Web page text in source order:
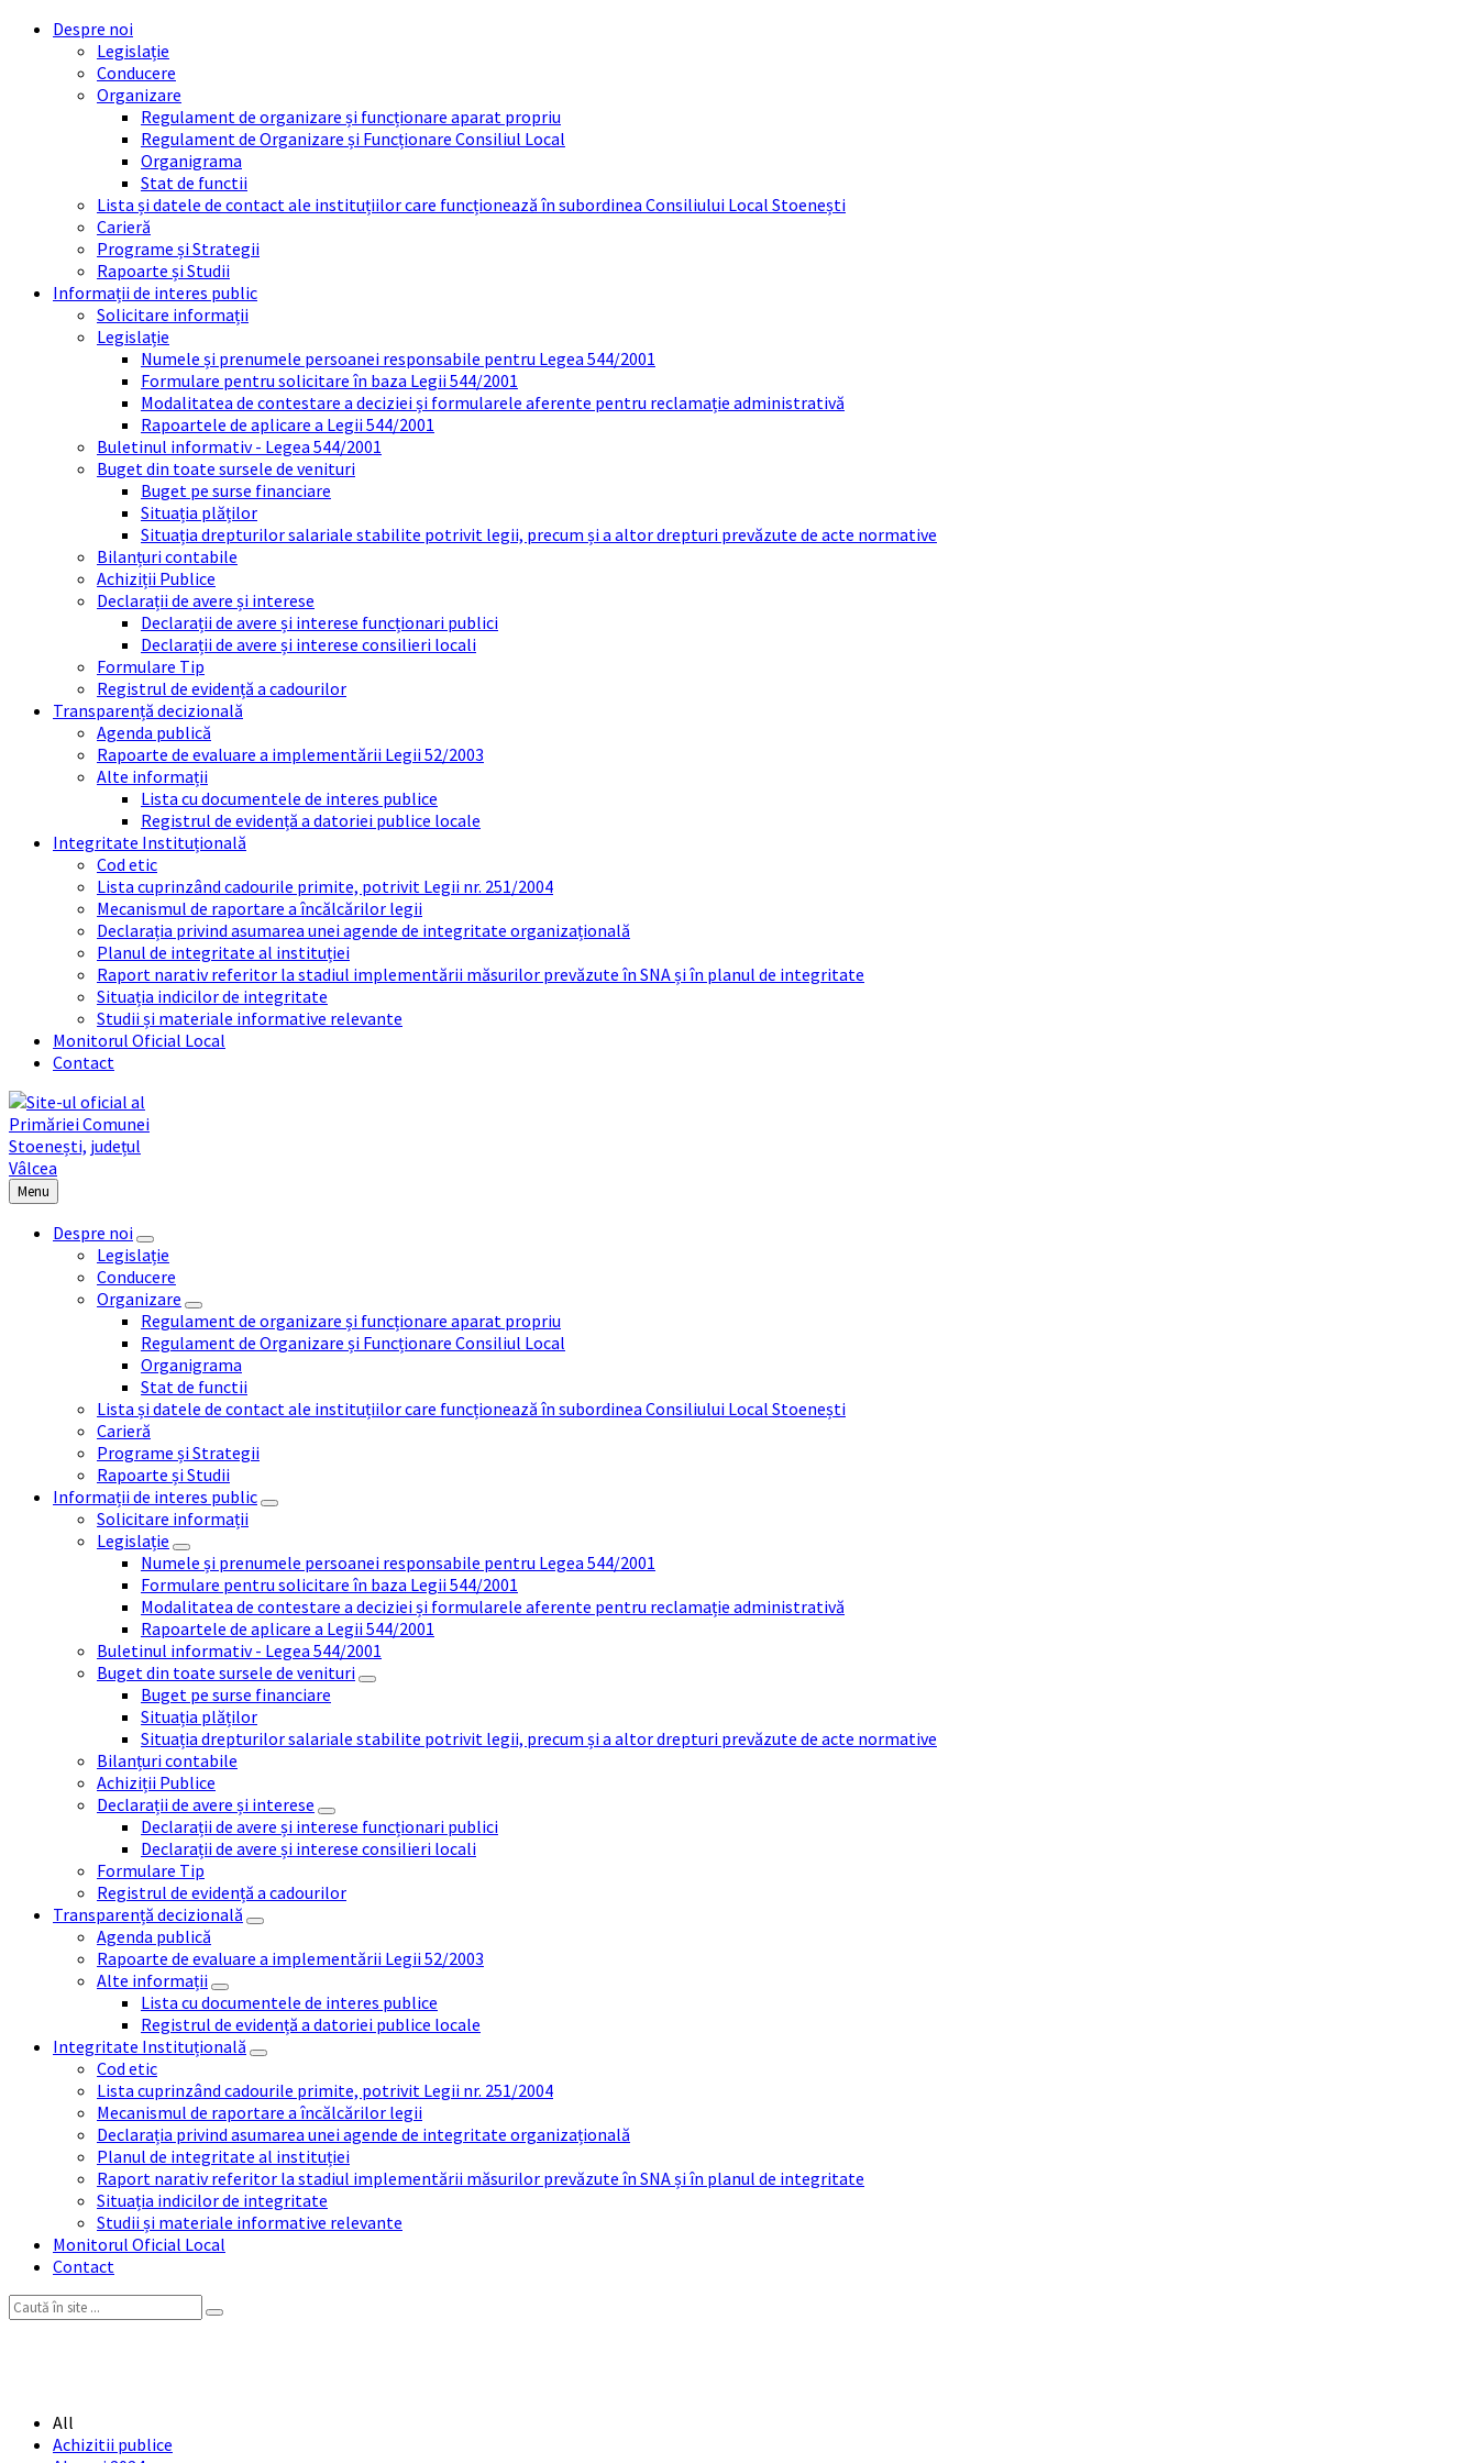
Skip
Skip
Skip
Skip
Despre noi
Legislație
Conducere
Organizare
Regulament de organizare și funcționare aparat propriu
Regulament de Organizare și Funcționare Consiliul Local
Organigrama
Stat de functii
Lista și datele de contact ale instituțiilor care funcționează în subordinea Consiliului Local Stoenești
Carieră
Programe și Strategii
Rapoarte și Studii
Informații de interes public
Solicitare informații
Legislație
Numele și prenumele persoanei responsabile pentru Legea 544/2001
Formulare pentru solicitare în baza Legii 544/2001
Modalitatea de contestare a deciziei și formularele aferente pentru reclamație administrativă
Rapoartele de aplicare a Legii 544/2001
Buletinul informativ - Legea 544/2001
Buget din toate sursele de venituri
Buget pe surse financiare
Situația plăților
Situația drepturilor salariale stabilite potrivit legii, precum și a altor drepturi prevăzute de acte normative
Bilanțuri contabile
Achiziții Publice
Declarații de avere și interese
Declarații de avere și interese funcționari publici
Declarații de avere și interese consilieri locali
Formulare Tip
Registrul de evidență a cadourilor
Transparență decizională
Agenda publică
Rapoarte de evaluare a implementării Legii 52/2003
Alte informații
Lista cu documentele de interes publice
Registrul de evidență a datoriei publice locale
Integritate Instituțională
Cod etic
Lista cuprinzând cadourile primite, potrivit Legii nr. 251/2004
Mecanismul de raportare a încălcărilor legii
Declarația privind asumarea unei agende de integritate organizațională
Planul de integritate al instituției
Raport narativ referitor la stadiul implementării măsurilor prevăzute în SNA și în planul de integritate
Situația indicilor de integritate
Studii și materiale informative relevante
Monitorul Oficial Local
Contact
Menu
Despre noi
Legislație
Conducere
Organizare
Regulament de organizare și funcționare aparat propriu
Regulament de Organizare și Funcționare Consiliul Local
Organigrama
Stat de functii
Lista și datele de contact ale instituțiilor care funcționează în subordinea Consiliului Local Stoenești
Carieră
Programe și Strategii
Rapoarte și Studii
Informații de interes public
Solicitare informații
Legislație
Numele și prenumele persoanei responsabile pentru Legea 544/2001
Formulare pentru solicitare în baza Legii 544/2001
Modalitatea de contestare a deciziei și formularele aferente pentru reclamație administrativă
Rapoartele de aplicare a Legii 544/2001
Buletinul informativ - Legea 544/2001
Buget din toate sursele de venituri
Buget pe surse financiare
Situația plăților
Situația drepturilor salariale stabilite potrivit legii, precum și a altor drepturi prevăzute de acte normative
Bilanțuri contabile
Achiziții Publice
Declarații de avere și interese
Declarații de avere și interese funcționari publici
Declarații de avere și interese consilieri locali
Formulare Tip
Registrul de evidență a cadourilor
Transparență decizională
Agenda publică
Rapoarte de evaluare a implementării Legii 52/2003
Alte informații
Lista cu documentele de interes publice
Registrul de evidență a datoriei publice locale
Integritate Instituțională
Cod etic
Lista cuprinzând cadourile primite, potrivit Legii nr. 251/2004
Mecanismul de raportare a încălcărilor legii
Declarația privind asumarea unei agende de integritate organizațională
Planul de integritate al instituției
Raport narativ referitor la stadiul implementării măsurilor prevăzute în SNA și în planul de integritate
Situația indicilor de integritate
Studii și materiale informative relevante
Monitorul Oficial Local
Contact
Search:
All
Achizitii publice